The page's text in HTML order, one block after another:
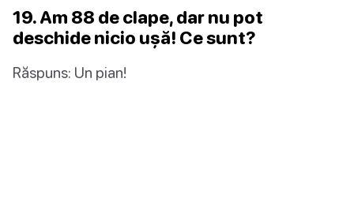
19. Am 88 de clape, dar nu pot
deschide nicio ușă! Ce sunt?
Răspuns: Un pian!